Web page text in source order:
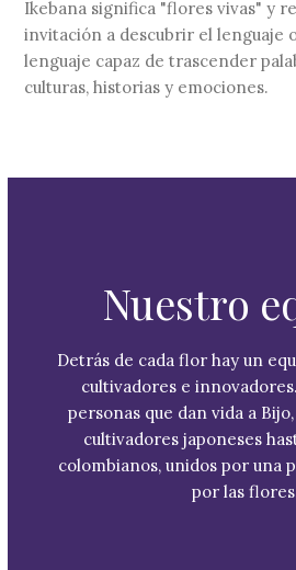
Ikebana significa "flores vivas" y
invitación a descubrir el lenguaje
lenguaje capaz de trascender
culturas, historias y emociones.
Nuestro
Detrás de cada flor hay un
cultivadores e
personas que dan vida a
cultivadores japoneses
colombianos, unidos por una
por las